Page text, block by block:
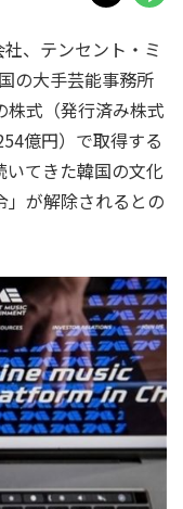
、テンセント・ミ
の大手芸能事務所
株式（発行済み株式
億円）で取得する
いてきた韓国の文化
」が解除されるとの